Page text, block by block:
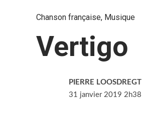
Chanson française, Musique
Vertigo
PIERRE LOOSDREGT
31 janvier 2019 2h38